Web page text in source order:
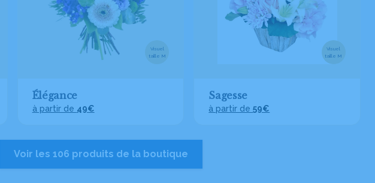
Visuel
taille M
Élégance
à partir de 49€
Visuel
taille M
Sagesse
à partir de59€
Voir les 106 produits de la boutique